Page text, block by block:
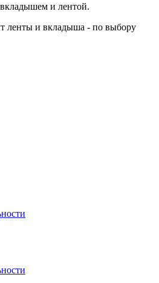
и лентой.
ленты и вкладыша - по выбору